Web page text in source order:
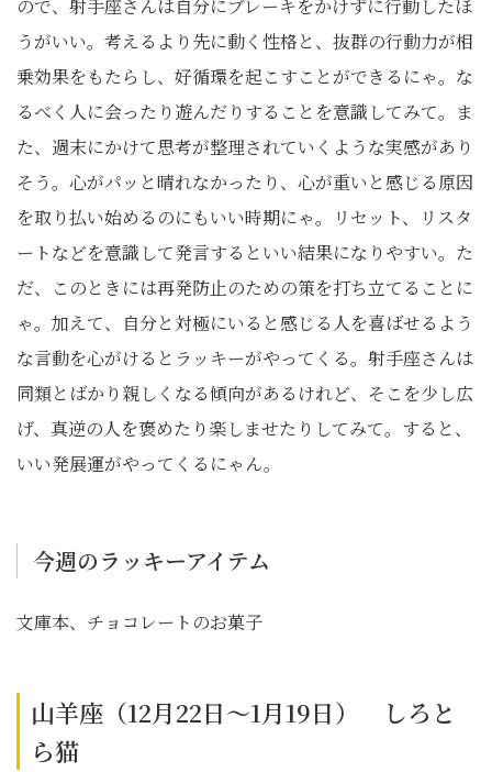
ので、射手座さんは自分にブレーキをかけずに行動したほ
うがいい。考えるより先に動く性格と、抜群の行動力が相
乗効果をもたらし、好循環を起こすことができるにゃ。な
るべく人に会ったり遊んだりすることを意識してみて。ま
た、週末にかけて思考が整理されていくような実感があり
そう。心がパッと晴れなかったり、心が重いと感じる原因
を取り払い始めるのにもいい時期にゃ。リセット、リスタ
ートなどを意識して発言するといい結果になりやすい。た
だ、このときには再発防止のための策を打ち立てることに
ゃ。加えて、自分と対極にいると感じる人を喜ばせるよう
な言動を心がけるとラッキーがやってくる。射手座さんは
同類とばかり親しくなる傾向があるけれど、そこを少し広
げ、真逆の人を褒めたり楽しませたりしてみて。すると、
いい発展運がやってくるにゃん。
今週のラッキーアイテム
文庫本、チョコレートのお菓子
山羊座（12月22日～1月19日） しろと
ら猫